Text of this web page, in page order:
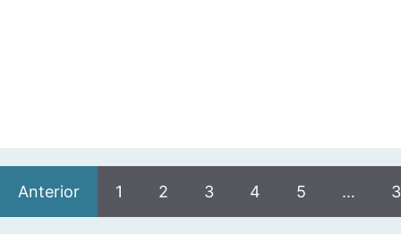
Anterior 1 2 3 4 5 …